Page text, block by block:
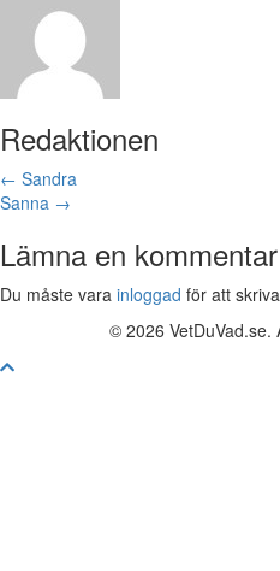
Redaktionen
Posts
navigation
← Sandra
Sanna →
Lämna en kommentar
Du måste vara inloggad för att
© 2026 VetDuVad.se.
Skrolla